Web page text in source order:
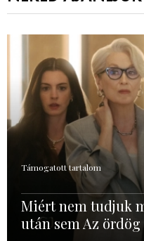
Támogatott tartalom
Miért nem tudjuk
után sem Az